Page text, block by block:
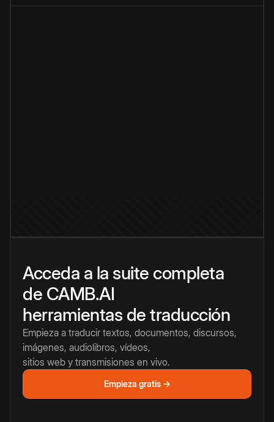
Acceda a la suite completa
de CAMB.AI
herramientas de traducción
Empieza a traducir textos, documentos, discursos,
imágenes, audiolibros, vídeos,
sitios web y transmisiones en vivo.
Empieza gratis →